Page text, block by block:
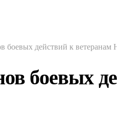
боевых действий к ветеранам
боевых